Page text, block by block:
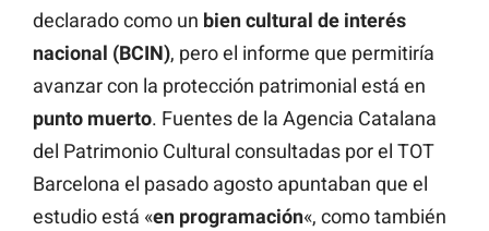
declarado como un bien cultural de interés
nacional (BCIN), pero el informe que permitiría
avanzar con la protección patrimonial está en
punto muerto. Fuentes de la Agencia Catalana
del Patrimonio Cultural consultadas por el TOT
Barcelona el pasado agosto apuntaban que el
estudio está «en programación«, como también